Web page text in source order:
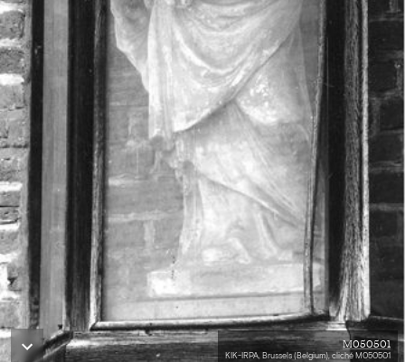
M050501
KIK-IRPA, Brussels (Belgium), cliché M050501